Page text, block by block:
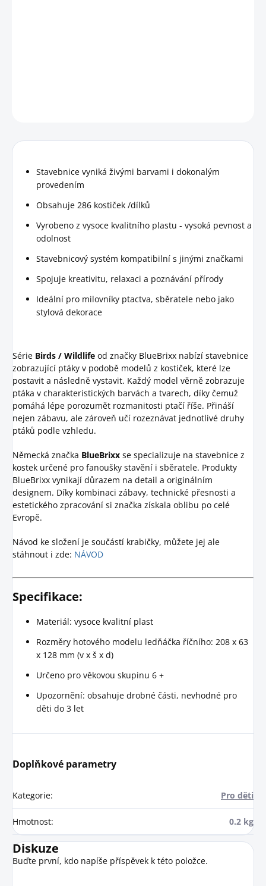
Stavebnice vyniká živými barvami i dokonalým
provedením
Obsahuje 286 kostiček /dílků
Vyrobeno z vysoce kvalitního plastu - vysoká pevnost a
odolnost
Stavebnicový systém kompatibilní s jinými značkami
Spojuje kreativitu, relaxaci a poznávání přírody
Ideální pro milovníky ptactva, sběratele nebo jako
stylová dekorace
Série Birds / Wildlife od značky BlueBrixx nabízí stavebnice
zobrazující ptáky v podobě modelů z kostiček, které lze
postavit a následně vystavit. Každý model věrně zobrazuje
ptáka v charakteristických barvách a tvarech, díky čemuž
pomáhá lépe porozumět rozmanitosti ptačí říše. Přináší
nejen zábavu, ale zároveň učí rozeznávat jednotlivé druhy
ptáků podle vzhledu.
Německá značka BlueBrixx se specializuje na stavebnice z
kostek určené pro fanoušky stavění i sběratele. Produkty
BlueBrixx vynikají důrazem na detail a originálním
designem. Díky kombinaci zábavy, technické přesnosti a
estetického zpracování si značka získala oblibu po celé
Evropě.
Návod ke složení je součástí krabičky, můžete jej ale
stáhnout i zde: NÁVOD
Specifikace:
Materiál: vysoce kvalitní plast
Rozměry hotového modelu ledňáčka říčního: 208 x 63
x 128 mm (v x š x d)
Určeno pro věkovou skupinu 6 +
Upozornění: obsahuje drobné části, nevhodné pro
děti do 3 let
Doplňkové parametry
Kategorie: Pro děti
Hmotnost: 0.2 kg
Diskuze
Buďte první, kdo napíše příspěvek k této položce.